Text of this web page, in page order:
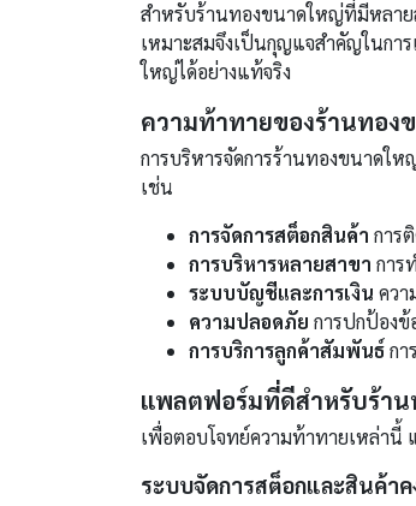
สำหรับร้านทองขนาดใหญ่ที่มีหลาย
เหมาะสมจึงเป็นกุญแจสำคัญในกา
ใหญ่ได้อย่างแท้จริง
ความท้าทายของร้านทอง
การบริหารจัดการร้านทองขนาดใ
เช่น
การจัดการสต็อกสินค้า การ
การบริหารหลายสาขา การ
ระบบบัญชีและการเงิน ควา
ความปลอดภัย การปกป้อง
การบริการลูกค้าสัมพันธ์กา
แพลตฟอร์มที่ดีสำหรับร้า
เพื่อตอบโจทย์ความท้าทายเหล่านี้
ระบบจัดการสต็อกและสินค้า